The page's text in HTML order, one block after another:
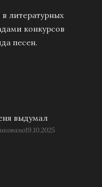
в литературных
конкурсов
песен.
выдумал
19.10.2025